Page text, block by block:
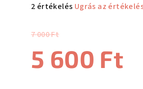
A
átlagos
5-
ből
2 értékelés Ugrás az
7 000 Ft
5 600 Ft